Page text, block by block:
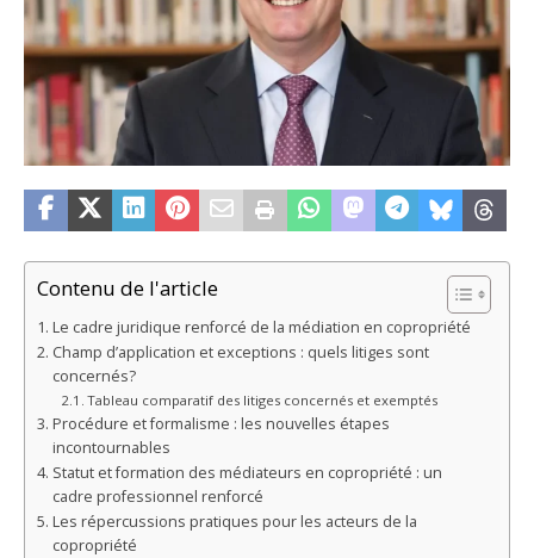
Contenu de l'article
Le cadre juridique renforcé de la médiation en copropriété
Champ d’application et exceptions : quels litiges sont
concernés?
Tableau comparatif des litiges concernés et exemptés
Procédure et formalisme : les nouvelles étapes
incontournables
Statut et formation des médiateurs en copropriété : un
cadre professionnel renforcé
Les répercussions pratiques pour les acteurs de la
copropriété